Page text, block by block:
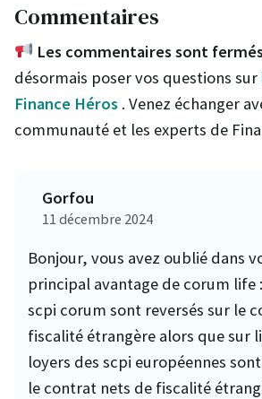
Commentaires
Les commentaires sont
désormais poser vos questions sur
Finance Héros . Venez échanger
communauté et les experts de
Gorfou
11 décembre 2024
Bonjour, vous avez oublié dans
principal avantage de corum life
scpi corum sont reversés sur le
fiscalité étrangère alors que sur
loyers des scpi européennes
le contrat nets de fiscalité